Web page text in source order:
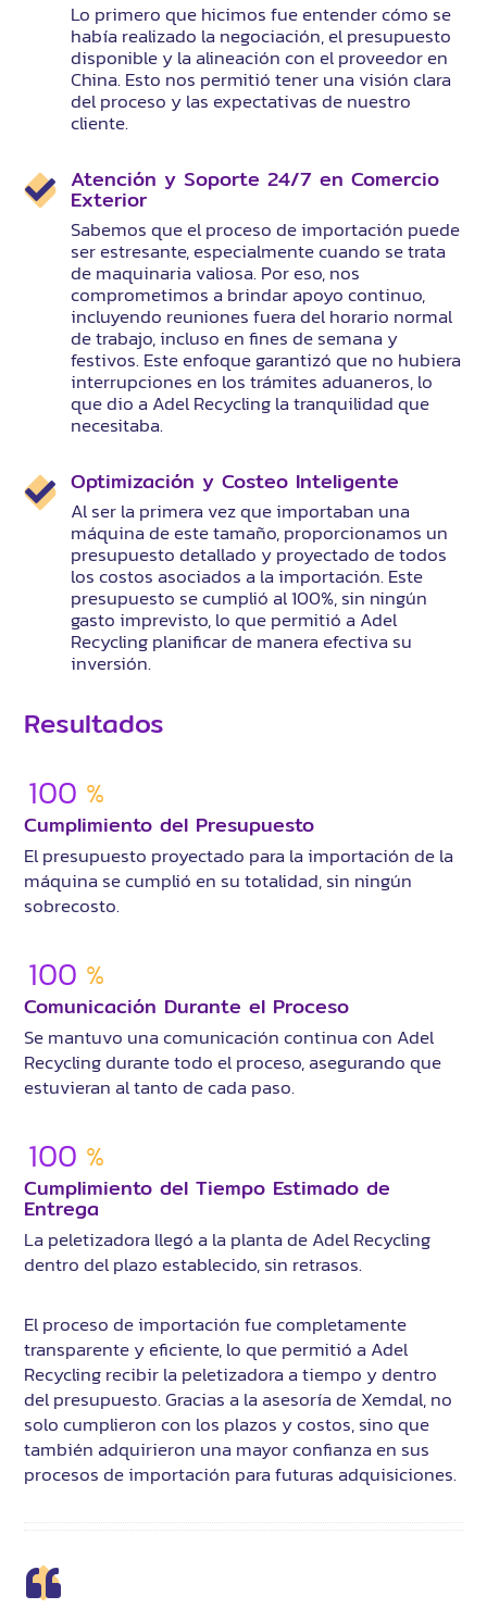
Lo primero que hicimos fue entender cómo se
había realizado la negociación, el presupuesto
disponible y la alineación con el proveedor en
China. Esto nos permitió tener una visión clara
del proceso y las expectativas de nuestro
cliente.
Atención y Soporte 24/7 en Comercio
Exterior
Sabemos que el proceso de importación puede
ser estresante, especialmente cuando se trata
de maquinaria valiosa. Por eso, nos
comprometimos a brindar apoyo continuo,
incluyendo reuniones fuera del horario normal
de trabajo, incluso en fines de semana y
festivos. Este enfoque garantizó que no hubiera
interrupciones en los trámites aduaneros, lo
que dio a Adel Recycling la tranquilidad que
necesitaba.
Optimización y Costeo Inteligente
Al ser la primera vez que importaban una
máquina de este tamaño, proporcionamos un
presupuesto detallado y proyectado de todos
los costos asociados a la importación. Este
presupuesto se cumplió al 100%, sin ningún
gasto imprevisto, lo que permitió a Adel
Recycling planificar de manera efectiva su
inversión.
Resultados
100 %
Cumplimiento del Presupuesto
El presupuesto proyectado para la importación de la
máquina se cumplió en su totalidad, sin ningún
sobrecosto.
100 %
Comunicación Durante el Proceso
Se mantuvo una comunicación continua con Adel
Recycling durante todo el proceso, asegurando que
estuvieran al tanto de cada paso.
100 %
Cumplimiento del Tiempo Estimado de
Entrega
La peletizadora llegó a la planta de Adel Recycling
dentro del plazo establecido, sin retrasos.
El proceso de importación fue completamente
transparente y eficiente, lo que permitió a Adel
Recycling recibir la peletizadora a tiempo y dentro
del presupuesto. Gracias a la asesoría de Xemdal, no
solo cumplieron con los plazos y costos, sino que
también adquirieron una mayor confianza en sus
procesos de importación para futuras adquisiciones.